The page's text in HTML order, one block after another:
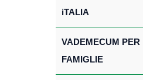
iTALIA
VADEMECUM PER
FAMIGLIE